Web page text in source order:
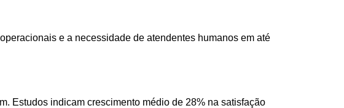
e a necessidade de atendentes humanos em até
Estudos indicam crescimento médio de 28% na satisfação